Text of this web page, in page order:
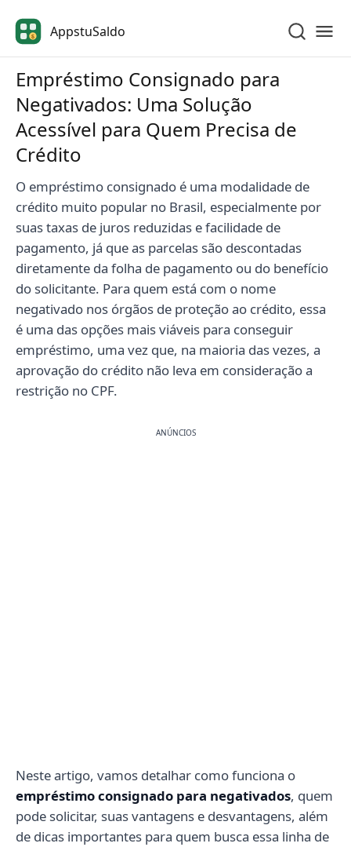
$ AppstuSaldo
Empréstimo Consignado para
Negativados: Uma Solução
Acessível para Quem Precisa de
Crédito
O empréstimo consignado é uma modalidade de
crédito muito popular no Brasil, especialmente por
suas taxas de juros reduzidas e facilidade de
pagamento, já que as parcelas são descontadas
diretamente da folha de pagamento ou do benefício
do solicitante. Para quem está com o nome
negativado nos órgãos de proteção ao crédito, essa
é uma das opções mais viáveis para conseguir
empréstimo, uma vez que, na maioria das vezes, a
aprovação do crédito não leva em consideração a
restrição no CPF.
ANÚNCIOS
Neste artigo, vamos detalhar como funciona o
empréstimo consignado para negativados, quem
pode solicitar, suas vantagens e desvantagens, além
de dicas importantes para quem busca essa linha de